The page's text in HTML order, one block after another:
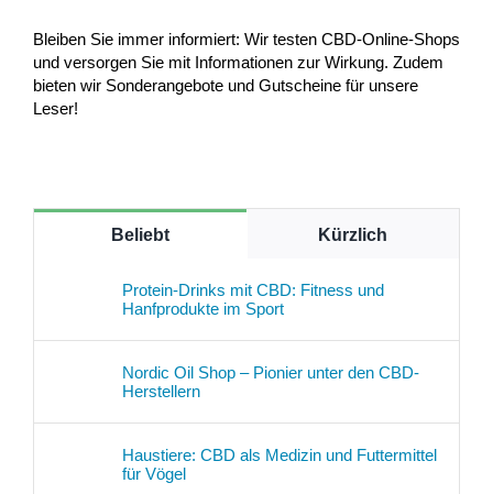
Bleiben Sie immer informiert: Wir testen CBD-Online-Shops
und versorgen Sie mit Informationen zur Wirkung. Zudem
bieten wir Sonderangebote und Gutscheine für unsere
Leser!
Beliebt Kürzlich
Protein-Drinks mit CBD: Fitness und
Hanfprodukte im Sport
Nordic Oil Shop – Pionier unter den CBD-
Herstellern
Haustiere: CBD als Medizin und Futtermittel
für Vögel